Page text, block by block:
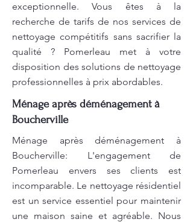
exceptionnelle. Vous êtes à la
recherche de tarifs de nos services de
nettoyage compétitifs sans sacrifier la
qualité ? Pomerleau met à votre
disposition des solutions de nettoyage
professionnelles à prix abordables.
Ménage après déménagement à
Boucherville
Ménage après déménagement à
Boucherville: L'engagement de
Pomerleau envers ses clients est
incomparable. Le nettoyage résidentiel
est un service essentiel pour maintenir
une maison saine et agréable. Nous